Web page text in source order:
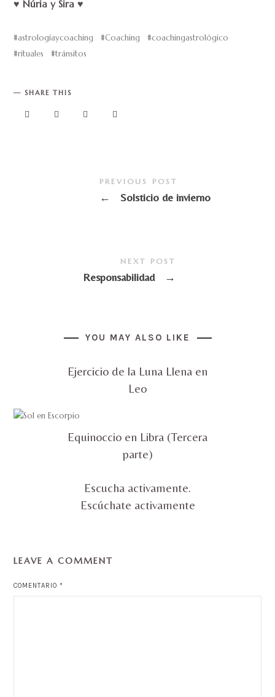
♥️ Núria y Sira ♥️
astrologíaycoaching Coaching
coachingastrológico
rituales
tránsitos
SHARE THIS
PREVIOUS POST
← Solsticio de invierno
NEXT POST
Responsabilidad →
YOU MAY ALSO LIKE
Ejercicio de la Luna Llena en
Leo
Equinoccio en Libra (Tercera
parte)
Escucha activamente.
Escúchate activamente
LEAVE A COMMENT
COMENTARIO*